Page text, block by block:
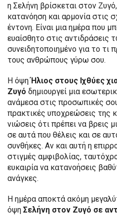
η Σελήνη βρίσκεται στον
κατανόηση και αρμονία στις
έντονη. Είναι μια ημέρα που
ευαίσθητο στις αντιδράσεις
συνειδητοποιημένο για το τι
τους ανθρώπους γύρω σου.
Η όψηΉλιος στους Ιχθύες
Ζυγό δημιουργεί μια
ανάμεσα στις προσωπικές
πρακτικές υποχρεώσεις της
νιώσεις ότι πρέπει να βρεις
σε αυτά που θέλεις και σε
συνθήκες. Αν και αυτή η
στιγμές αμφιβολίας,
ευκαιρία να κατανοήσεις
ανάγκες.
Η ημέρα αποκτά ακόμη
όψη Σελήνη στον Ζυγό σε